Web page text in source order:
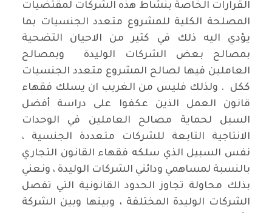
القرارات الخاصة بنشاط هذه الشركات لمقتضيات
المصلحة الكلية للمشروع متعدد الجنسيات بما
يؤدي اليه ذلك في كثير من الاحيان التضحية
بمصالح بعض الشركات الوليدة وبمصالح
العاملين فيها لصالح المشروع متعدد الجنسيات
ككل . ولذلك فليس من الغريب ان يسلك فقهاء
قانون العمل الذين عكفوا على دراسة أفضل
السبل لحماية مصالح العاملين في الوحدات
الانتاجية التابعة للشركات متعددة الجنسية ،
نفس السبيل الذي سلكه فقهاء القانون التجاري
بالنسبة لمساهمي ودائني الشركات الوليدة ، ونعني
بذلك محاولة تجاوز الحدود القانونية التي تفصل
الشركات الوليدة المختلفة ، وبينها وبين الشركة